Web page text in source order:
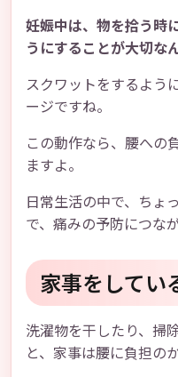
妊娠中は、物を拾う時
うにすることが大切なん
スクワットをするよう
ージですね。
この動作なら、腰への
ますよ。
日常生活の中で、ちょ
で、痛みの予防につな
家事をしてい
洗濯物を干したり、掃
と、家事は腰に負担の